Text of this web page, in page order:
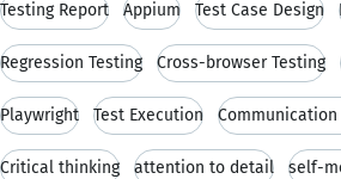
Testing Report Appium Test Case Design
Regression Testing Cross-browser Testing
Playwright Test Execution
Critical thinking attention to detail self-